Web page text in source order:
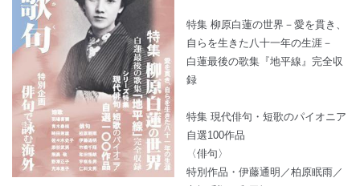
特集 柳原白蓮の世界－愛を貫き、
自らを生きた八十一年の生涯－
白蓮最後の歌集『地平線』完全収
録
特集 現代俳句・短歌のパイオニア
自選100作品
〈俳句〉
特別作品・伊藤通明／柏原眠雨／